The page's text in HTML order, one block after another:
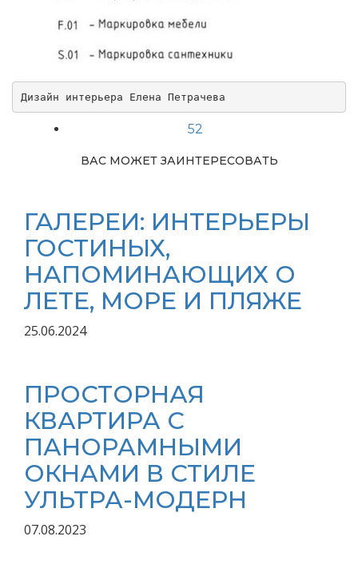
Дизайн интерьера Елена Петрачева
52
ВАС МОЖЕТ ЗАИНТЕРЕСОВАТЬ
ГАЛЕРЕИ: ИНТЕРЬЕРЫ
ГОСТИНЫХ,
НАПОМИНАЮЩИХ О
ЛЕТЕ, МОРЕ И ПЛЯЖЕ
25.06.2024
ПРОСТОРНАЯ
КВАРТИРА С
ПАНОРАМНЫМИ
ОКНАМИ В СТИЛЕ
УЛЬТРА-МОДЕРН
07.08.2023